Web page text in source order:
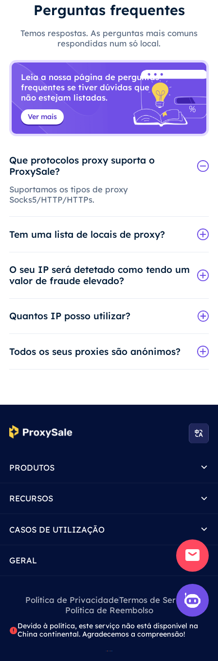
Perguntas frequentes
Temos respostas. As perguntas mais comuns
respondidas num só local.
Leia a nossa página de perguntas
frequentes se tiver dúvidas que
não estejam listadas.
Ver mais
Que protocolos proxy suporta o
ProxySale?
Suportamos os tipos de proxy
Socks5/HTTP/HTTPs.
Tem uma lista de locais de proxy?
O seu IP será detetado como tendo um
valor de fraude elevado?
Quantos IP posso utilizar?
Todos os seus proxies são anónimos?
PRODUTOS
RECURSOS
CASOS DE UTILIZAÇÃO
GERAL
Política de PrivacidadeTermos de Serviço
Política de Reembolso
Devido à política, este serviço não está disponível na
China continental. Agradecemos a compreensão!